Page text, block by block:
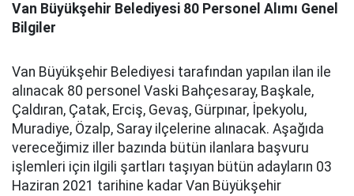
Van Büyükşehir Belediyesi 80 Personel Alımı Genel
Bilgiler
Van Büyükşehir Belediyesi tarafından yapılan ilan ile
alınacak 80 personel Vaski Bahçesaray, Başkale,
Çaldıran, Çatak, Erciş, Gevaş, Gürpınar, İpekyolu,
Muradiye, Özalp, Saray ilçelerine alınacak. Aşağıda
vereceğimiz iller bazında bütün ilanlara başvuru
işlemleri için ilgili şartları taşıyan bütün adayların 03
Haziran 2021 tarihine kadar Van Büyükşehir